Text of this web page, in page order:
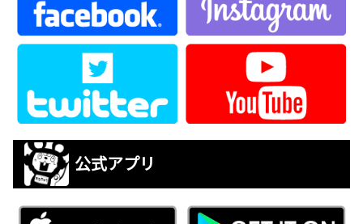
公式アプリ